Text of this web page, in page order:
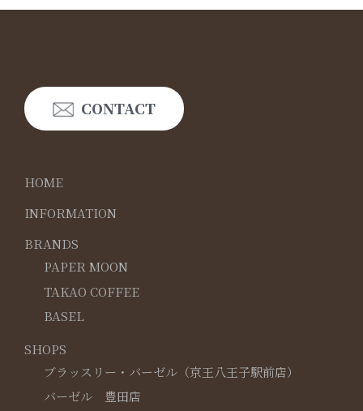
CONTACT
HOME
INFORMATION
BRANDS
PAPER MOON
TAKAO COFFEE
BASEL
SHOPS
ブラッスリー・バーゼル（京王八王子駅前店）
バーゼル 豊田店